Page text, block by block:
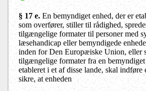
§ 17 e.En bemyndiget enhed, der er
som overfører, stiller til rådighed,
tilgængelige formater til personer med
læsehandicap eller bemyndigede
inden for Den Europæiske Union, eller
tilgængelige formater fra en bemyndiget
etableret i et af disse lande, skal indføre
sikre, at enheden